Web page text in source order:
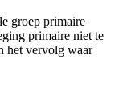
groep primaire
primaire niet te
het vervolg waar